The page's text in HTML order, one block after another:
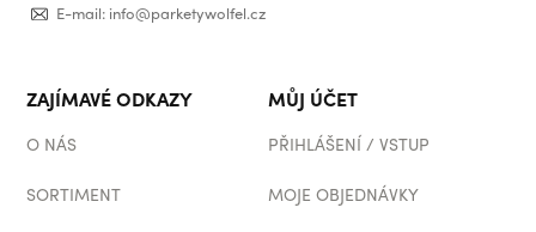
E-mail: info@parketywolfel.cz
ZAJÍMAVÉ ODKAZY
O NÁS
SORTIMENT
MŮJ ÚČET
PŘIHLÁŠENÍ / VSTUP
MOJE OBJEDNÁVKY